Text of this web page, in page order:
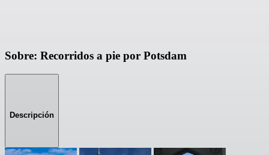
Sobre: Recorridos a pie por Potsdam
Descripción